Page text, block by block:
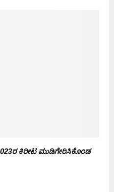
ಕಿರೀಟ ಮುಡಿಗೇರಿಸಿಕೊಂಡ